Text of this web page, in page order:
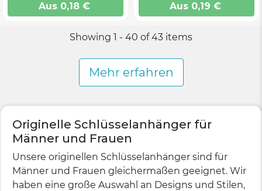
Aus0,18 € Aus0,19 €
Showing 1 - 40 of 43 items
Mehr erfahren
Originelle Schlüsselanhänger für
Männer und Frauen
Unsere originellen Schlüsselanhänger sind für
Männer und Frauen gleichermaßen geeignet. Wir
haben eine große Auswahl an Designs und Stilen,